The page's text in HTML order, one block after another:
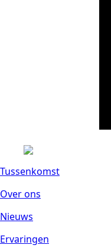
Tussenkomst
Over ons
Nieuws
Ervaringen